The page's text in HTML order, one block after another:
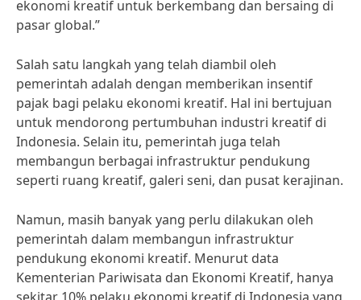
ekonomi kreatif untuk berkembang dan bersaing di
pasar global.”
Salah satu langkah yang telah diambil oleh
pemerintah adalah dengan memberikan insentif
pajak bagi pelaku ekonomi kreatif. Hal ini bertujuan
untuk mendorong pertumbuhan industri kreatif di
Indonesia. Selain itu, pemerintah juga telah
membangun berbagai infrastruktur pendukung
seperti ruang kreatif, galeri seni, dan pusat kerajinan.
Namun, masih banyak yang perlu dilakukan oleh
pemerintah dalam membangun infrastruktur
pendukung ekonomi kreatif. Menurut data
Kementerian Pariwisata dan Ekonomi Kreatif, hanya